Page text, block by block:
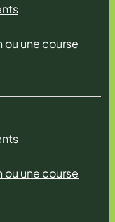
une course
une course